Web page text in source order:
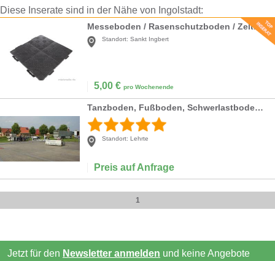
Diese Inserate sind in der Nähe von Ingolstadt:
Messeboden / Rasenschutzboden / Zeltboden / Partyzelt / Pavillon / Hüpfburg
Standort: Sankt Ingbert
5,00 € pro Wochenende
Tanzboden, Fußboden, Schwerlastboden, Zeltboden
Standort: Lehrte
Preis auf Anfrage
1
Jetzt für den Newsletter anmelden und keine Angebote